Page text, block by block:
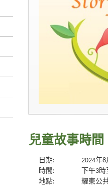
兒童故事時間
日期:
2024年
時間:
下午3
地點:
耀東公